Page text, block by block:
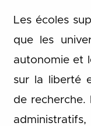
Les écoles
que les
autonomie et
sur la liberté
de recherche.